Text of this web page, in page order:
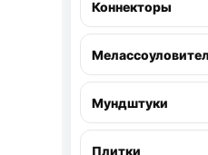
Коннекторы
Мундштуки
Плитки